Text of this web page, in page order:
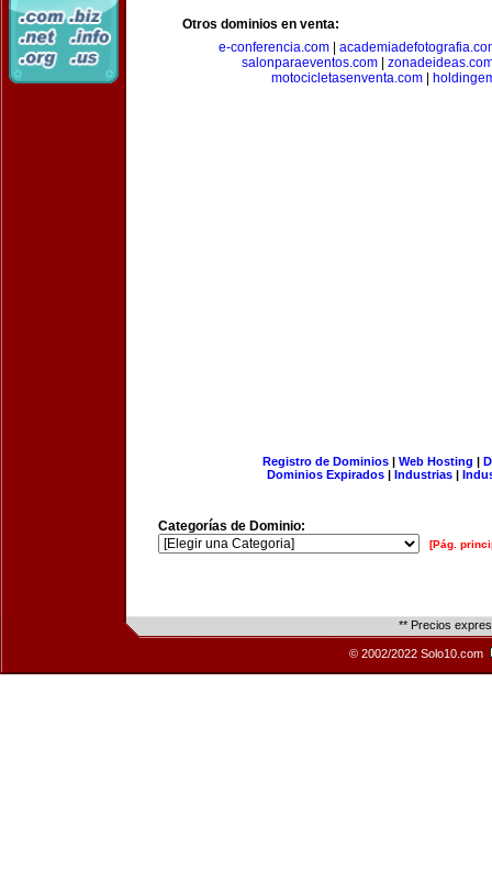
Otros dominios en venta:
e-conferencia.com
salonparaeventos.com
motocicletasenventa.com|
Registro de Dominios| Web Hosting |
Dominios Expirados | Industrias |
Categorías de Dominio:
[Pág.
** Precios
© 2002/2022 Solo10.com